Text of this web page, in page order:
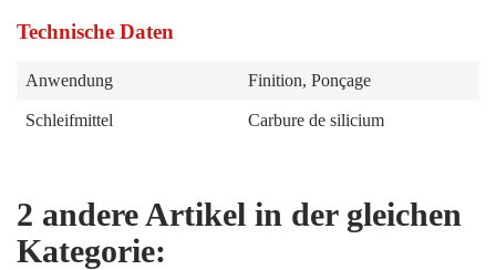
Technische Daten
Anwendung Finition, Ponçage
Schleifmittel Carbure de silicium
2 andere Artikel in der gleichen
Kategorie: